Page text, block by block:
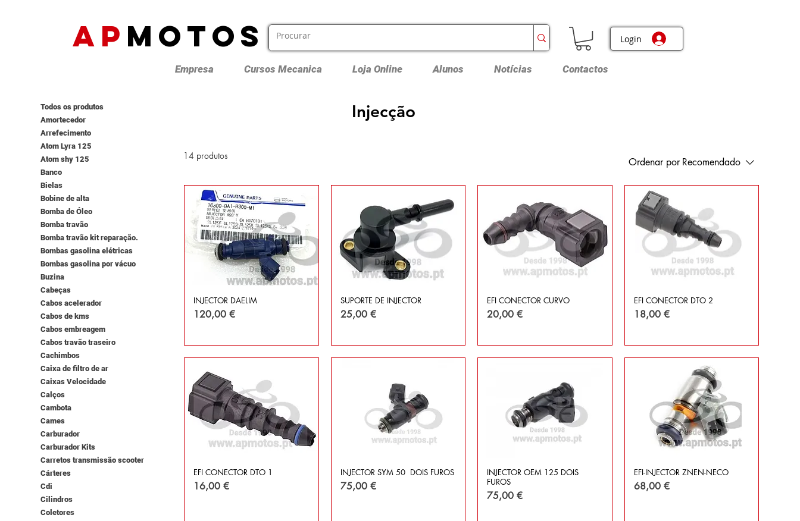
AP MOTOS Login
Empresa Cursos Mecanica Loja Online Alunos Notícias Contactos
Todos os produtos
Amortecedor
Arrefecimento
Atom Lyra 125
Atom shy 125
Banco
Bielas
Bobine de alta
Bomba de Óleo
Bomba travão
Bomba travão kit reparação.
Bombas gasolina elétricas
Bombas gasolina por vácuo
Buzina
Cabeças
Cabos acelerador
Cabos de kms
Cabos embreagem
Cabos travão traseiro
Cachimbos
Caixa de filtro de ar
Caixas Velocidade
Calços
Cambota
Cames
Carburador
Carburador Kits
Carretos transmissão scooter
Cárteres
Cdi
Cilindros
Coletores
Injecção
14 produtos
Ordenar por Recomendado
INJECTOR DAELIM
Preço
120,00 €
SUPORTE DE INJECTOR
Preço
25,00 €
EFI CONECTOR CURVO
Preço
20,00 €
EFI CONECTOR DTO 2
Preço
18,00 €
EFI CONECTOR DTO 1
Preço
16,00 €
INJECTOR SYM 50 DOIS FUROS
Preço
75,00 €
INJECTOR OEM 125 DOIS
FUROS
Preço
75,00 €
EFI-INJECTOR ZNEN-NECO
Preço
68,00 €